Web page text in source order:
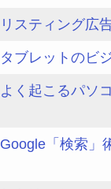
リスティング広
タブレットのビ
よく起こるパソ
Google「検索」